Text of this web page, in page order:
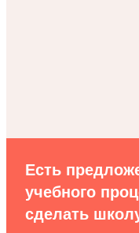
Есть
учебного
сделать